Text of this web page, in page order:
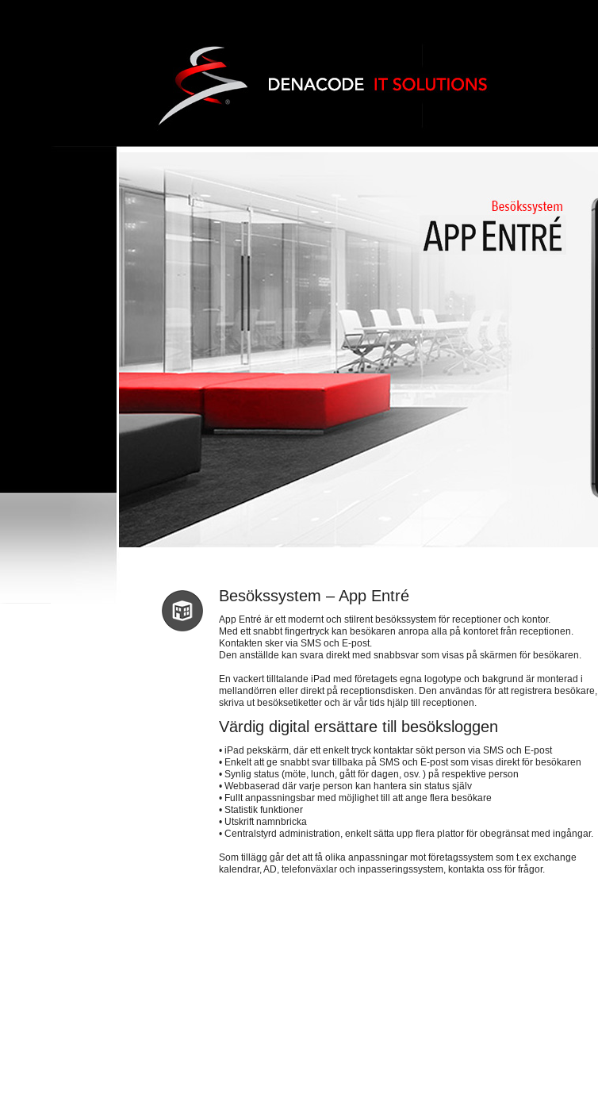
Besökssystem – App Entré
App Entré är ett modernt och stilrent besökssystem för receptioner och kontor.
Med ett snabbt fingertryck kan besökaren anropa alla på kontoret från receptionen.
Kontakten sker via SMS och E-post.
Den anställde kan svara direkt med snabbsvar som visas på skärmen för besökaren.
En vackert tilltalande iPad med företagets egna logotype och bakgrund är monterad i
mellandörren eller direkt på receptionsdisken. Den användas för att registrera besökare,
skriva ut besöksetiketter och är vår tids hjälp till receptionen.
Värdig digital ersättare till besöksloggen
• iPad pekskärm, där ett enkelt tryck kontaktar sökt person via SMS och E-post
• Enkelt att ge snabbt svar tillbaka på SMS och E-post som visas direkt för besökaren
• Synlig status (möte, lunch, gått för dagen, osv. ) på respektive person
• Webbaserad där varje person kan hantera sin status själv
• Fullt anpassningsbar med möjlighet till att ange flera besökare
• Statistik funktioner
• Utskrift namnbricka
• Centralstyrd administration, enkelt sätta upp flera plattor för obegränsat med ingångar.
Som tillägg går det att få olika anpassningar mot företagssystem som t.ex exchange
kalendrar, AD, telefonväxlar och inpasseringssystem, kontakta oss för frågor.